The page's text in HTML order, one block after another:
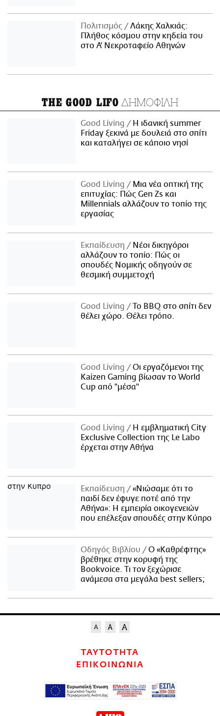
Πολιτισμός
Λάκης Χαλκιάς:
Πλήθος κόσμου στην κηδεία του
στο Α' Νεκροταφείο Αθηνών
THE GOOD LIFO ΔΗΜΟΦΙΛΗ
Good Living
Η ιδανική summer
Friday ξεκινά με δουλειά στο σπίτι
και καταλήγει σε κάποιο νησί
Good Living
Μια νέα οπτική της
επιτυχίας: Πώς Gen Zs και
Millennials αλλάζουν το τοπίο της
εργασίας
Εκπαίδευση
Νέοι δικηγόροι
αλλάζουν το τοπίο: Πώς οι
σπουδές Νομικής οδηγούν σε
θεσμική συμμετοχή
Good Living
Το BBQ στο σπίτι δεν
θέλει χώρο. Θέλει τρόπο.
Good Living
Οι εργαζόμενοι της
Kaizen Gaming βίωσαν το World
Cup από "μέσα"
Good Living
Η εμβληματική City
Exclusive Collection της Le Labo
έρχεται στην Αθήνα
Εκπαίδευση
«Νιώσαμε ότι το
παιδί δεν έφυγε ποτέ από την
Αθήνα»: Η εμπειρία οικογενειών
που επέλεξαν σπουδές στην Κύπρο
Οδηγός Βιβλίου
Ο «Καθρέφτης»
βρέθηκε στην κορυφή της
Bookvoice. Τι τον ξεχώρισε
ανάμεσα στα μεγάλα best sellers;
ΤΑΥΤΟΤΗΤΑ
ΕΠΙΚΟΙΝΩΝΙΑ